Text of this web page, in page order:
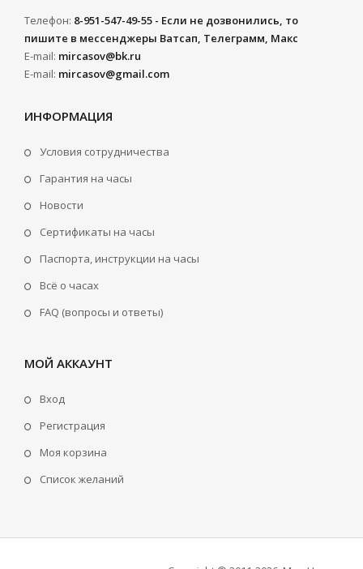
Телефон: 8-951-547-49-55 - Если не дозвонились, то
пишите в мессенджеры Ватсап, Телеграмм, Макс
E-mail: mircasov@bk.ru
E-mail: mircasov@gmail.com
ИНФОРМАЦИЯ
Условия сотрудничества
Гарантия на часы
Новости
Сертификаты на часы
Паспорта, инструкции на часы
Всё о часах
FAQ (вопросы и ответы)
МОЙ АККАУНТ
Вход
Регистрация
Моя корзина
Cписок желаний